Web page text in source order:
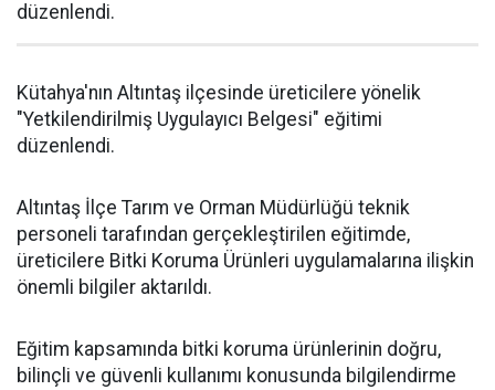
düzenlendi.
Kütahya'nın Altıntaş ilçesinde üreticilere yönelik
"Yetkilendirilmiş Uygulayıcı Belgesi" eğitimi
düzenlendi.
Altıntaş İlçe Tarım ve Orman Müdürlüğü teknik
personeli tarafından gerçekleştirilen eğitimde,
üreticilere Bitki Koruma Ürünleri uygulamalarına ilişkin
önemli bilgiler aktarıldı.
Eğitim kapsamında bitki koruma ürünlerinin doğru,
bilinçli ve güvenli kullanımı konusunda bilgilendirme